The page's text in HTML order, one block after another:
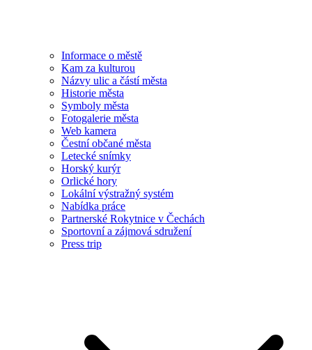
Informace o městě
Kam za kulturou
Názvy ulic a částí města
Historie města
Symboly města
Fotogalerie města
Web kamera
Čestní občané města
Letecké snímky
Horský kurýr
Orlické hory
Lokální výstražný systém
Nabídka práce
Partnerské Rokytnice v Čechách
Sportovní a zájmová sdružení
Press trip